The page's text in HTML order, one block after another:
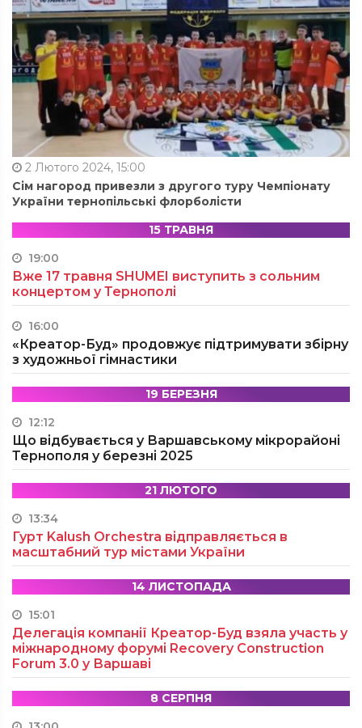
2 Лютого 2024, 15:00
Сім нагород привезли з другого туру Чемпіонату
України тернопільські флорболісти
15 ТРАВНЯ
19:00
Вже 17 травня SHUMEI виступить з сольним
концертом у Тернополі
16:00
«Креатор-Буд» продовжує підтримувати збірну
з художньої гімнастики
19 БЕРЕЗНЯ
12:12
Що відбувається у Варшавському мікрорайоні
Тернополя у березні 2025
21 ЛЮТОГО
13:34
Гурт Kalush Orchestra відправляється в
масштабний тур містами України
14 ЛИСТОПАДА
15:01
Делегація компанії Креатор-Буд взяла участь у
міжнародному форумі Recovery Construction
Forum 3.0 у Варшаві
8 СЕРПНЯ